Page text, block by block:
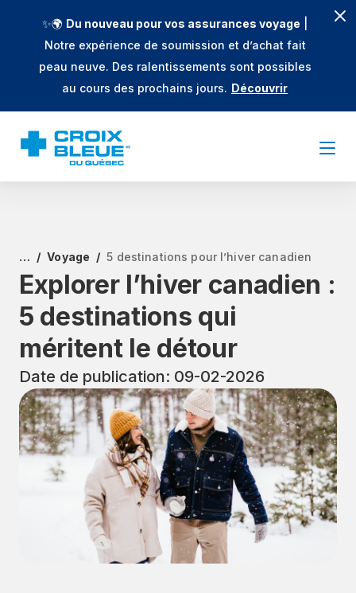
✨🌍 Du nouveau pour vos assurances voyage
Notre expérience de soumission et d’achat fait
peau neuve. Des ralentissements sont possibles
au cours des prochains jours. Découvrir
… Voyage 5 destinations pour l’hiver canadien
Explorer l’hiver canadien :
5 destinations qui
méritent le détour
Date de publication: 09-02-2026